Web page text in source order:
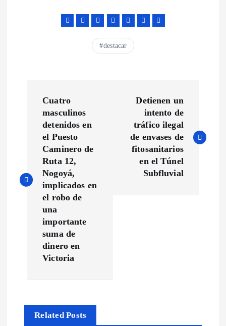
destacar
g
Cuatro
masculinos
detenidos en
el Puesto
Caminero de
Ruta 12,
Nogoyá,
implicados en
el robo de
una
importante
suma de
dinero en
Victoria
Detienen un
intento de
tráfico ilegal
de envases de
fitosanitarios
en el Túnel
Subfluvial
Related Posts